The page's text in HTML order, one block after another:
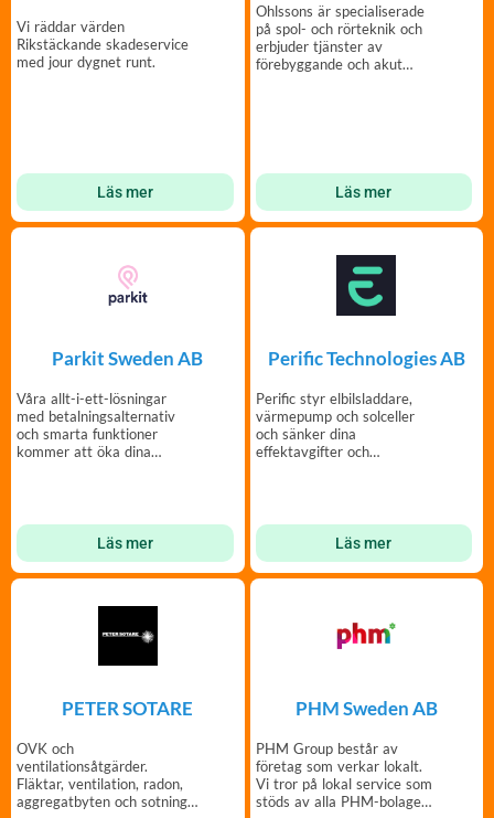
Vi räddar värden
Rikstäckande skadeservice
med jour dygnet runt.
Läs mer
Ohlssons är specialiserade
på spol- och rörteknik och
erbjuder tjänster av
förebyggande och akut
Läs mer
Parkit Sweden AB
Våra allt-i-ett-lösningar
med betalningsalternativ
och smarta funktioner
kommer att öka dina
Läs mer
Perific Technologies AB
Perific styr elbilsladdare,
värmepump och solceller
och sänker dina
effektavgifter och
Läs mer
PETER SOTARE
OVK och
ventilationsåtgärder.
Fläktar, ventilation, radon,
aggregatbyten och sotning.
PHM Sweden AB
PHM Group består av
företag som verkar lokalt.
Vi tror på lokal service som
stöds av alla PHM-bolagens